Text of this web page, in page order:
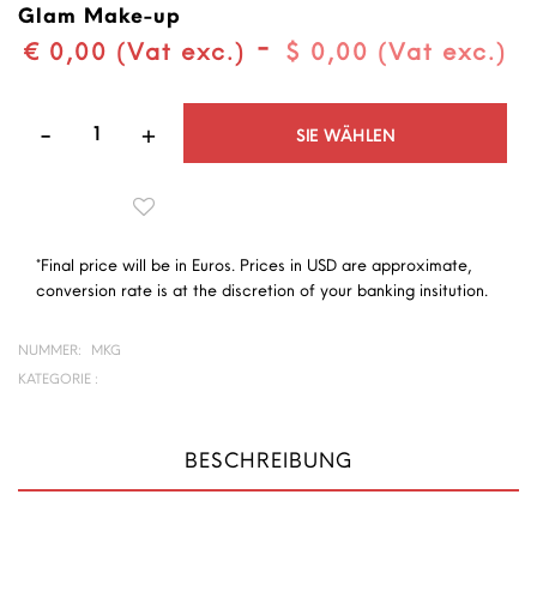
Glam Make-up
€ 0,00 (Vat exc.) - $ 0,00 (Vat exc.)
SIE WÄHLEN
*Final price will be in Euros. Prices in USD are approximate,
conversion rate is at the discretion of your banking insitution.
NUMMER:
MKG
KATEGORIE :
BESCHREIBUNG